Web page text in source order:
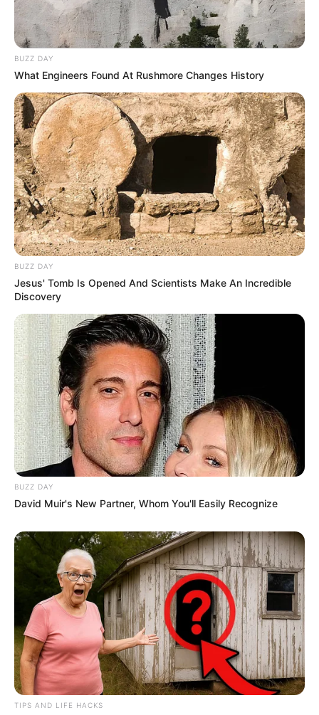
BUZZ DAY
What Engineers Found At Rushmore Changes History
BUZZ DAY
Jesus' Tomb Is Opened And Scientists Make An Incredible
Discovery
BUZZ DAY
David Muir's New Partner, Whom You'll Easily Recognize
TIPS AND LIFE HACKS